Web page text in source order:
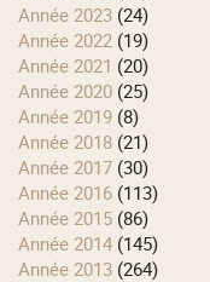
année 2023 (24)
année 2022 (19)
année 2021 (20)
année 2020 (25)
année 2019 (8)
année 2018 (21)
année 2017 (30)
année 2016 (113)
année 2015 (86)
année 2014 (145)
année 2013 (264)